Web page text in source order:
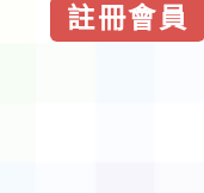
註冊會員